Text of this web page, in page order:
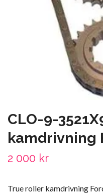
CLO-9-
kamdrivning
2 000 kr
True roller kamdrivning